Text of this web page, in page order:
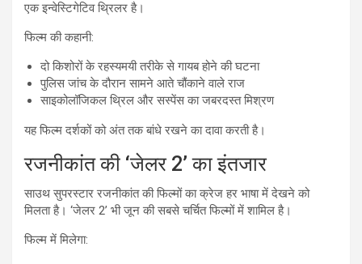
एक इन्वेस्टिगेटिव थ्रिलर है।
फिल्म की कहानी:
दो किशोरों के रहस्यमयी तरीके से गायब होने की घटना
पुलिस जांच के दौरान सामने आते चौंकाने वाले राज
साइकोलॉजिकल थ्रिल और सस्पेंस का जबरदस्त मिश्रण
यह फिल्म दर्शकों को अंत तक बांधे रखने का दावा करती है।
रजनीकांत की ‘जेलर 2’ का इंतजार
साउथ सुपरस्टार रजनीकांत की फिल्मों का क्रेज हर भाषा में देखने को
मिलता है। ‘जेलर 2’ भी जून की सबसे चर्चित फिल्मों में शामिल है।
फिल्म में मिलेगा: